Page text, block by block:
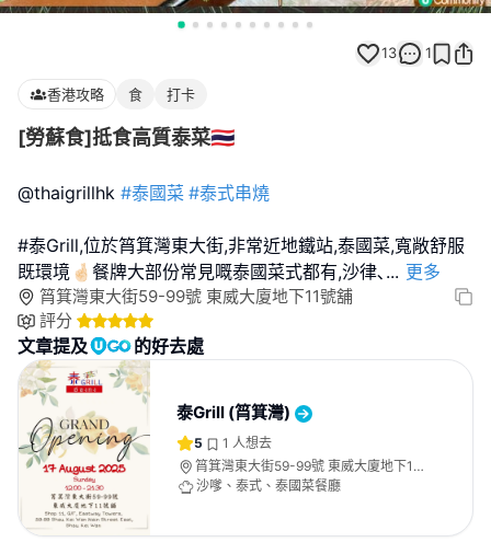
13 1
香港攻略 食 打卡
[勞蘇食]抵食高質泰菜🇹🇭
@thaigrillhk #泰國菜 #泰式串燒
#泰Grill,位於筲箕灣東大街,非常近地鐵站,泰國菜,寬敞舒服
既環境🤞🏻餐牌大部份常見嘅泰國菜式都有,沙律､ ... 更多
筲箕灣東大街59-99號 東威大廈地下11號舖
評分
文章提及 的好去處
泰Grill (筲箕灣)
5 1 人想去
筲箕灣東大街59-99號 東威大廈地下11
號舖
沙嗲、泰式、泰國菜餐廳